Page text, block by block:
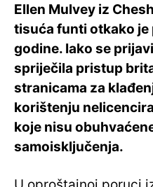
Ellen Mulvey iz
tisuća funti otkako je
godine. Iako se
spriječila pristup
stranicama za
korištenju
koje nisu
samoisključenja.